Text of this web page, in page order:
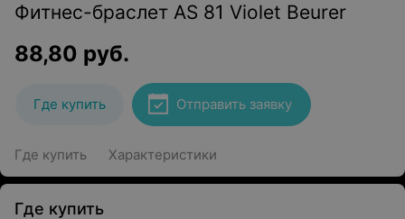
Фитнес-браслет AS 81 Violet Beurer
88,80 руб.
Где купить Отправить заявку
Где купить Характеристики
Где купить